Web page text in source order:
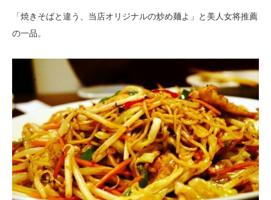
「焼きそばと違う、当店オリジナルの炒め麺よ」と美人女将推薦
の一品。